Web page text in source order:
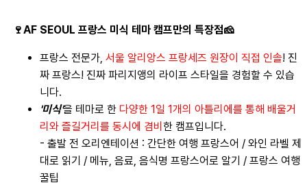
🍷AF SEOUL 프랑스 미식 테마 캠프만의 특장점🧀
프랑스 전문가, 서울 알리앙스 프랑세즈 원장이 직접 인솔! 진
짜 프랑스! 진짜 파리지앵의 라이프 스타일을 경험할 수 있습
니다.
'미식'을 테마로 한 다양한 1일 1개의 아틀리에를 통해 배울거
리와 즐길거리를 동시에 겸비 한 캠프입니다.
- 출발 전 오리엔테이션 : 간단한 여행 프랑스어 / 와인 라벨 제
대로 읽기 / 메뉴, 음료, 음식명 프랑스어로 알기 / 프랑스 여행
꿀팁